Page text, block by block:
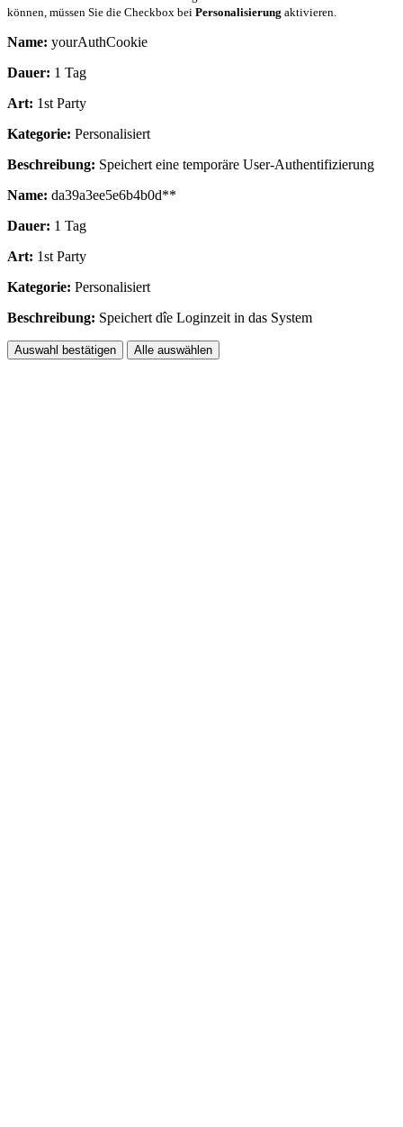
können, müssen Sie die Checkbox bei Personalisierung aktivieren.
Name: yourAuthCookie
Dauer: 1 Tag
Art: 1st Party
Kategorie: Personalisiert
Beschreibung: Speichert eine temporäre User-Authentifizierung
Name: da39a3ee5e6b4b0d**
Dauer: 1 Tag
Art: 1st Party
Kategorie: Personalisiert
Beschreibung: Speichert dîe Loginzeit in das System
Auswahl bestätigen Alle auswählen